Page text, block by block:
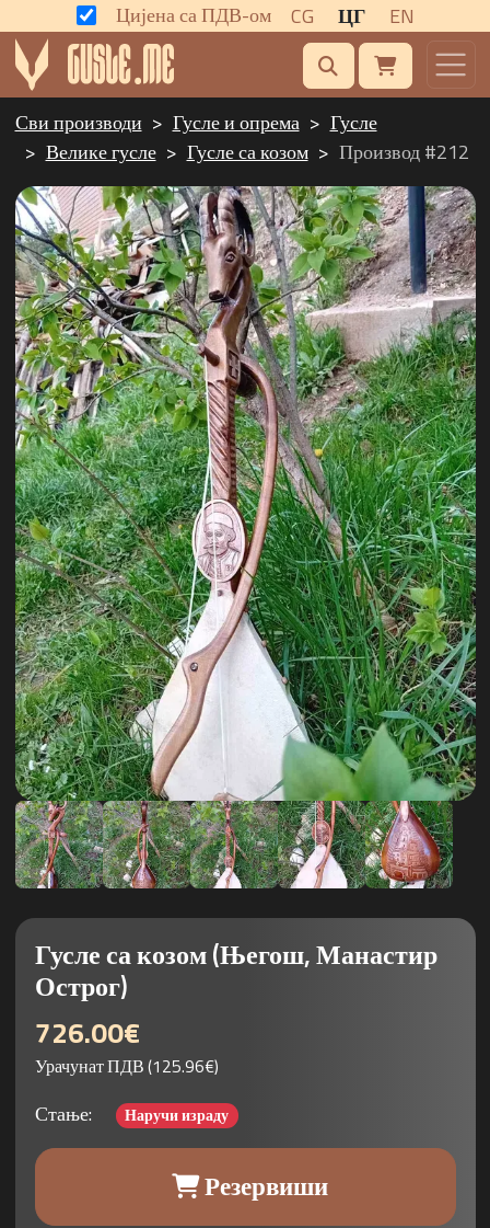
Цијена са ПДВ-ом CG ЦГ EN
Сви производи Гусле и опрема
Гусле
Велике гусле
Гусле са козом Производ #212
Гусле са козом (Његош, Манастир
Острог)
726.00€
Урачунат ПДВ (125.96€)
Стање: Наручи израду
Резервиши